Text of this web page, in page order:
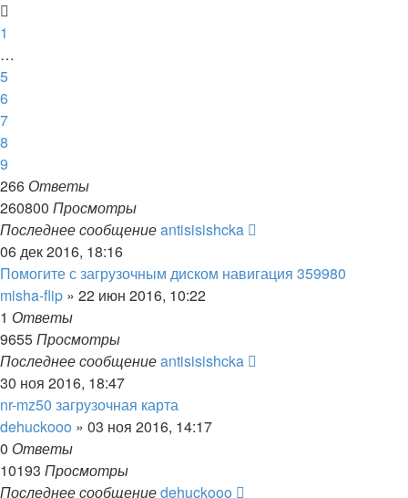
1
…
5
6
7
8
9
266 Ответы
260800 Просмотры
Последнее сообщениеantisisishcka
06 дек 2016, 18:16
Помогите с загрузочным диском навигация 359980
misha-flip » 22 июн 2016, 10:22
1 Ответы
9655Просмотры
Последнее сообщениеantisisishcka
30 ноя 2016, 18:47
nr-mz50 загрузочная карта
dehuckooo » 03 ноя 2016, 14:17
0 Ответы
10193 Просмотры
Последнее сообщениеdehuckooo